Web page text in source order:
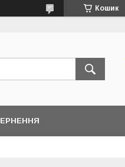
Кошик